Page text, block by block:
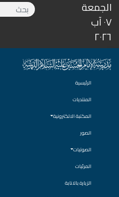
الجمعة
٠٧ آب
٢٠٢٦
الرئيسية
المنتديات
المكتبة الالكترونية
الصور
الصوتيات
المرئيات
الزيارة بالانابة